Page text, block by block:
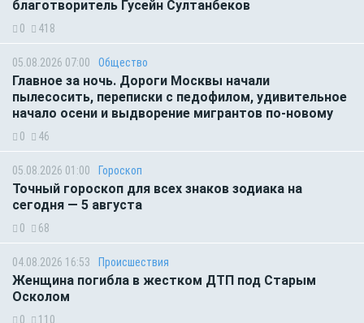
благотворитель Гусейн Султанбеков
0 418
05.08.2026 07:00 Общество
Главное за ночь. Дороги Москвы начали
пылесосить, переписки с педофилом, удивительное
начало осени и выдворение мигрантов по-новому
0 46
05.08.2026 01:00 Гороскоп
Точный гороскоп для всех знаков зодиака на
сегодня — 5 августа
0 68
04.08.2026 16:53 Происшествия
Женщина погибла в жестком ДТП под Старым
Осколом
0 110